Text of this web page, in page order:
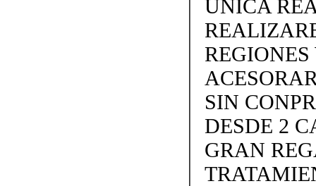
UNICA
REGIONES
SIN
DESDE 2
GRAN